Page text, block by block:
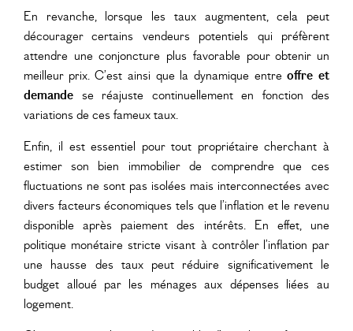
En revanche, lorsque les taux augmentent, cela peut
décourager certains vendeurs potentiels qui préfèrent
attendre une conjoncture plus favorable pour obtenir un
meilleur prix. C’est ainsi que la dynamique entreoffre et
demande se réajuste continuellement en fonction des
variations de ces fameux taux.
Enfin, il est essentiel pour tout propriétaire cherchant à
estimer son bien immobilier de comprendre que ces
fluctuations ne sont pas isolées mais interconnectées avec
divers facteurs économiques tels que l’inflation et le revenu
disponible après paiement des intérêts. En effet, une
politique monétaire stricte visant à contrôler l’inflation par
une hausse des taux peut réduire significativement le
budget alloué par les ménages aux dépenses liées au
logement.